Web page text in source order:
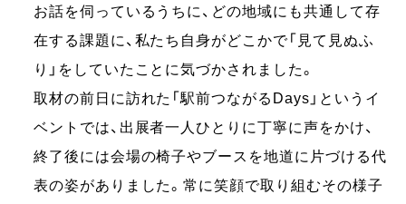
お話を伺っているうちに、どの地域にも共通して存
在する課題に、私たち自身がどこかで「見て見ぬふ
り」をしていたことに気づかされました。
取材の前日に訪れた「駅前つながるDays」というイ
ベントでは、出展者一人ひとりに丁寧に声をかけ、
終了後には会場の椅子やブースを地道に片づける代
表の姿がありました。常に笑顔で取り組むその様子